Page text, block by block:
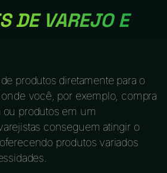
DE VAREJO E
produtos diretamente para o
você, por exemplo, compra
produtos em um
conseguem atingir o
produtos variados